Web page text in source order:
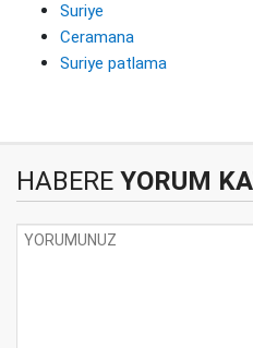
Suriye
Ceramana
Suriye patlama
HABERE YORUM